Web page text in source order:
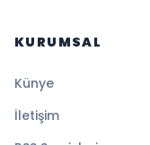
KURUMSAL
Künye
İletişim